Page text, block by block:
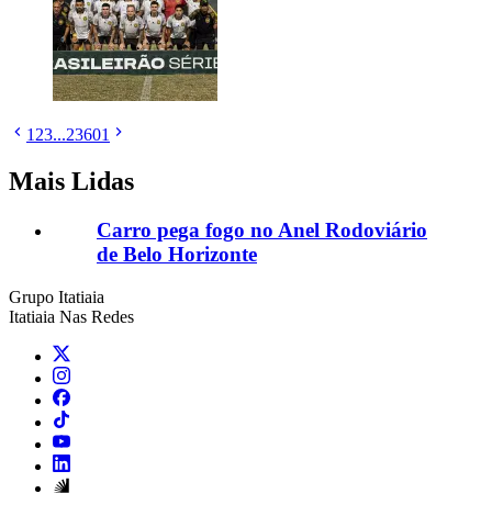
1 23...23601
Mais Lidas
Carro pega fogo no Anel Rodoviário
de Belo Horizonte
Grupo Itatiaia
Itatiaia Nas Redes